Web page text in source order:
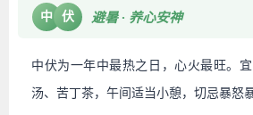
中 伏 避暑 · 养心安神
中伏为一年中最热之日，心火最旺。
汤、苦丁茶，午间适当小憩，切忌暴怒